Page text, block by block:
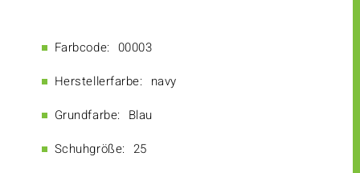
Farbcode: 00003
Herstellerfarbe: navy
Grundfarbe: Blau
Schuhgröße: 25